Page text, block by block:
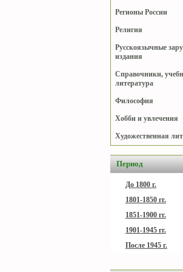
Регионы России
Религия
Русскоязычные
издания
Справочники,
литература
Философия
Хобби и увлечения
Художественная
Период
До 1800 г.
1801-1850 гг.
1851-1900 гг.
1901-1945 гг.
После 1945 г.